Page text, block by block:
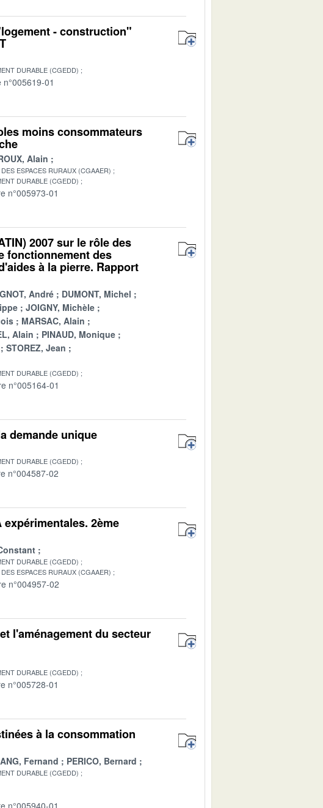
- construction"
DURABLE (CGEDD)
n°005619-01
moins consommateurs
Alain
ESPACES RURAUX (CGAAER)
DURABLE (CGEDD)
n°005973-01
2007 sur le rôle des
fonctionnement des
à la pierre. Rapport
André
DUMONT, Michel
JOIGNY, Michèle
MARSAC, Alain
Alain
PINAUD, Monique
STOREZ, Jean
DURABLE (CGEDD)
n°005164-01
demande unique
DURABLE (CGEDD)
n°004587-02
2ème
DURABLE (CGEDD)
ESPACES RURAUX (CGAAER)
n°004957-02
l'aménagement du secteur
DURABLE (CGEDD)
n°005728-01
à la consommation
Fernand PERICO, Bernard
DURABLE (CGEDD)
n°005940-01